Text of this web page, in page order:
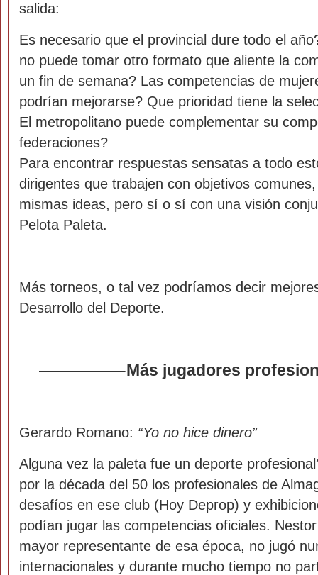
salida:
Es necesario que el provincial dure todo el
no puede tomar otro formato que aliente la
un fin de semana? Las competencias de
podrían mejorarse? Que prioridad tiene la
El metropolitano puede complementar su
federaciones?
Para encontrar respuestas sensatas a todo
dirigentes que trabajen con objetivos
mismas ideas, pero sí o sí con una visión
Pelota Paleta.
Más torneos, o tal vez podríamos decir
Desarrollo del Deporte.
—————-Más jugadores
Gerardo Romano: “Yo no hice dinero”
Alguna vez la paleta fue un deporte
por la década del 50 los profesionales de
desafíos en ese club (Hoy Deprop) y
podían jugar las competencias oficiales.
mayor representante de esa época, no jugó
internacionales y durante mucho tiempo no